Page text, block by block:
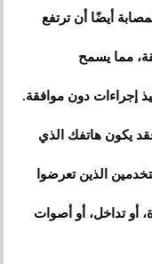
أيضًا أن ترتفع
مما يسمح
إجراءات دون موافقة.
يكون هاتفك الذي
الذين تعرضوا
أو تداخل، أو أصوات